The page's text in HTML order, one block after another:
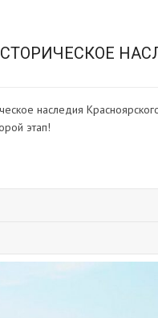
наследия
этап!